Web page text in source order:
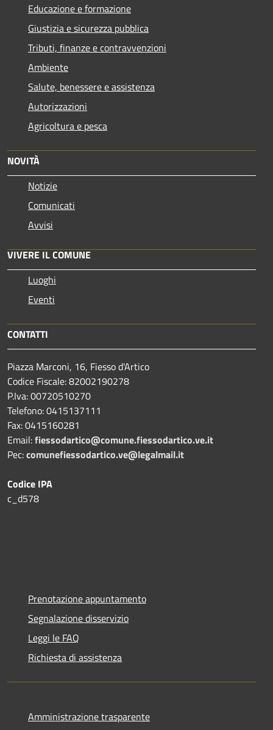
Educazione e formazione
Giustizia e sicurezza pubblica
Tributi, finanze e contravvenzioni
Ambiente
Salute, benessere e assistenza
Autorizzazioni
Agricoltura e pesca
NOVITÀ
Notizie
Comunicati
Avvisi
VIVERE IL COMUNE
Luoghi
Eventi
CONTATTI
Piazza Marconi, 16, Fiesso d'Artico
Codice Fiscale: 82002190278
P.Iva: 00720510270
Telefono:0415137111
Fax:0415160281
Email:fiessodartico@comune.fiessodartico.ve.it
Pec:comunefiessodartico.ve@legalmail.it
Codice IPA
c_d578
Prenotazione appuntamento
Segnalazione disservizio
Leggi le FAQ
Richiesta di assistenza
Amministrazione trasparente